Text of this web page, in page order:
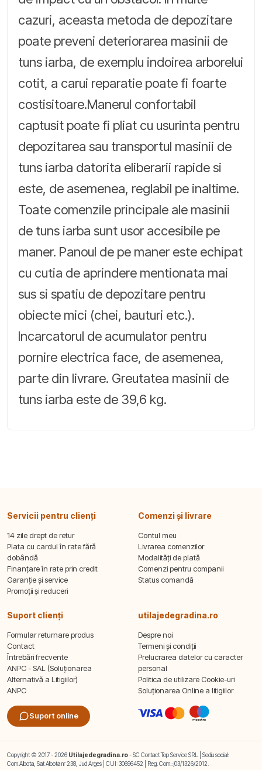
cazuri, aceasta metoda de depozitare
poate preveni deteriorarea masinii de
tuns iarba, de exemplu indoirea arborelui
cotit, a carui reparatie poate fi foarte
costisitoare.Manerul confortabil
captusit poate fi pliat cu usurinta pentru
depozitarea sau transportul masinii de
tuns iarba datorita eliberarii rapide si
este, de asemenea, reglabil pe inaltime.
Toate comenzile principale ale masinii
de tuns iarba sunt usor accesibile pe
maner. Panoul de pe maner este echipat
cu cutia de aprindere mentionata mai
sus si spatiu de depozitare pentru
obiecte mici (chei, bauturi etc.).
Incarcatorul de acumulator pentru
pornire electrica face, de asemenea,
parte din livrare. Greutatea masinii de
tuns iarba este de 39,6 kg.
Servicii pentru clienți
14 zile drept de retur
Plata cu cardul în rate fără
dobândă
Finanțare în rate prin credit
Garanție și service
Promoții și reduceri
Comenzi și livrare
Contul meu
Livrarea comenzilor
Modalități de plată
Comenzi pentru companii
Status comandă
Suport clienți
Formular returnare produs
Contact
Întrebări frecvente
ANPC - SAL (Soluționarea
Alternativă a Litigiilor)
ANPC
Suport online
utilajedegradina.ro
Despre noi
Termeni și condiții
Prelucrarea datelor cu caracter
personal
Politica de utilizare Cookie-uri
Soluționarea Online a litigiilor
Copyright © 2017 - 2026 Utilajedegradina.ro- SC Contact Top Service SRL | Sediu social:
Com.Albota, Sat Albota nr 238, Jud Arges | CUI: 30696452 | Reg. Com.: j03/1326/2012.